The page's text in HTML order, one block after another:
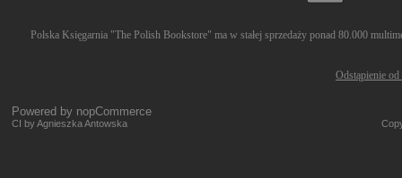
Polska Księgarnia "The Polish Bookstore" ma w stałej sprzedaży ponad 80.000
Odstąpienie
Powered by nopCommerce
CI by Agnieszka Antowska